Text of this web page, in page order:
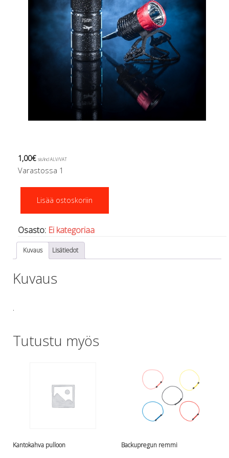
Regulaattorin letkut
Luolakamat
Mittarit ja tietokoneet
Muu aiheeseen liittyvä sälä
Kirjat
Molnar Janos
Ojamo
Ressel
Muut tarvikkeet
POISTOKORI
Hanskat
Puvut ja aluspuvut
Tarvikkeet ja varaosat reguihin
DiveX Cuda/Sierra varaosat
Maskit
1,00€ sis/incl ALV/VAT
Varastossa 1
määräLisää ostoskoriin
Osasto: Ei kategoriaa
Kuvaus Lisätiedot
Kuvaus
.
Tutustu myös
Kantokahva pulloon Backupregun remmi